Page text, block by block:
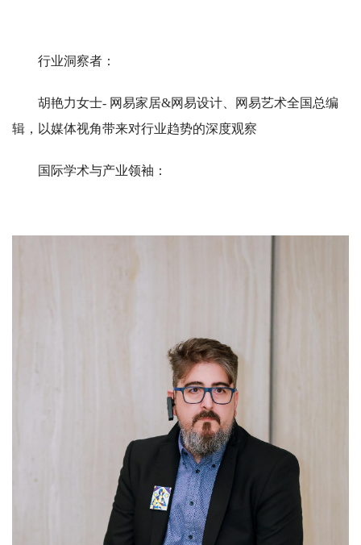
行业洞察者：
胡艳力女士- 网易家居&网易设计、网易艺术全国总编
辑，以媒体视角带来对行业趋势的深度观察
国际学术与产业领袖：